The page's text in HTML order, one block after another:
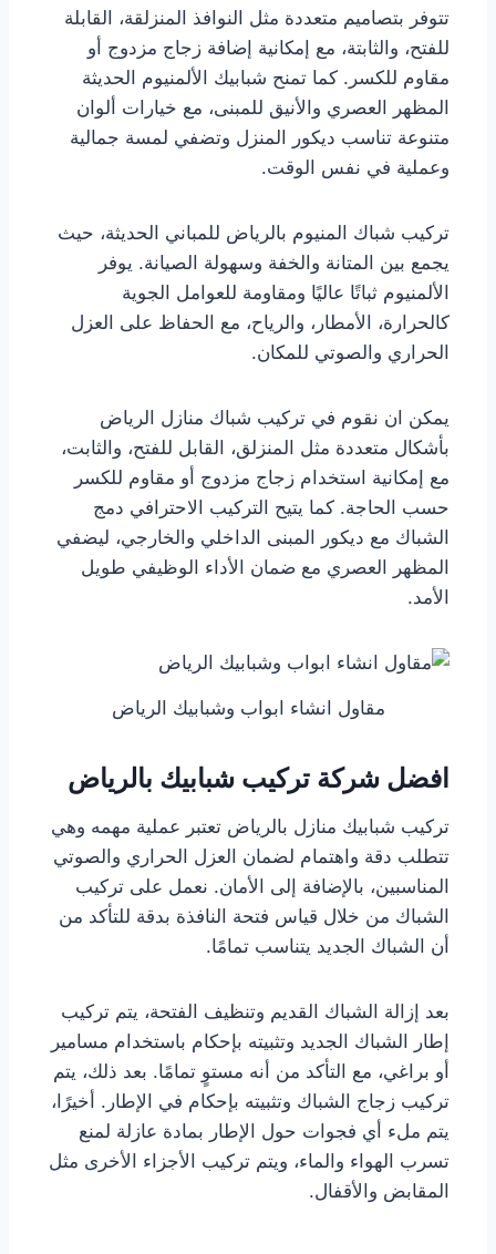
تتوفر بتصاميم متعددة مثل النوافذ المنزلقة، القابلة
للفتح، والثابتة، مع إمكانية إضافة زجاج مزدوج أو
مقاوم للكسر. كما تمنح شبابيك الألمنيوم الحديثة
المظهر العصري والأنيق للمبنى، مع خيارات ألوان
متنوعة تناسب ديكور المنزل وتضفي لمسة جمالية
وعملية في نفس الوقت.
تركيب شباك المنيوم بالرياض للمباني الحديثة، حيث
يجمع بين المتانة والخفة وسهولة الصيانة. يوفر
الألمنيوم ثباتًا عاليًا ومقاومة للعوامل الجوية
كالحرارة، الأمطار، والرياح، مع الحفاظ على العزل
الحراري والصوتي للمكان.
يمكن ان نقوم في تركيب شباك منازل الرياض
بأشكال متعددة مثل المنزلق، القابل للفتح، والثابت،
مع إمكانية استخدام زجاج مزدوج أو مقاوم للكسر
حسب الحاجة. كما يتيح التركيب الاحترافي دمج
الشباك مع ديكور المبنى الداخلي والخارجي، ليضفي
المظهر العصري مع ضمان الأداء الوظيفي طويل
الأمد.
مقاول انشاء ابواب وشبابيك الرياض
افضل شركة تركيب شبابيك بالرياض
تركيب شبابيك منازل بالرياض تعتبر عملية مهمه وهي
تتطلب دقة واهتمام لضمان العزل الحراري والصوتي
المناسبين، بالإضافة إلى الأمان. نعمل على تركيب
الشباك من خلال قياس فتحة النافذة بدقة للتأكد من
أن الشباك الجديد يتناسب تمامًا.
بعد إزالة الشباك القديم وتنظيف الفتحة، يتم تركيب
إطار الشباك الجديد وتثبيته بإحكام باستخدام مسامير
أو براغي، مع التأكد من أنه مستوٍ تمامًا. بعد ذلك، يتم
تركيب زجاج الشباك وتثبيته بإحكام في الإطار. أخيرًا،
يتم ملء أي فجوات حول الإطار بمادة عازلة لمنع
تسرب الهواء والماء، ويتم تركيب الأجزاء الأخرى مثل
المقابض والأقفال.